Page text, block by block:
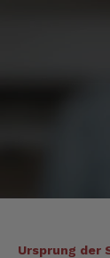
Ursprung der